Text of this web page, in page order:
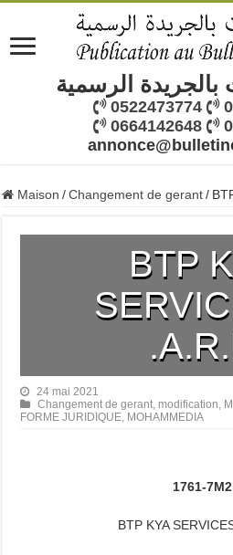
بالجريدة الرسمية
0522473774
0664142648
Maison / Changement de gerant /
BTP
24 mai 2021
Changement de gerant, modification,
FORME JURIDIQUE, MOHAMMEDIA
1761-7M2
BTP KYA